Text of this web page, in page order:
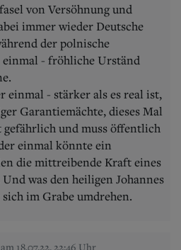
von Versöhnung und
immer wieder Deutsche
der polnische
- fröhliche Urständ
einmal - stärker als es real ist,
Garantiemächte, dieses Mal
gefährlich und muss öffentlich
einmal könnte ein
die mittreibende Kraft eines
was den heiligen Johannes
im Grabe umdrehen.
am 18.07.22, 22:46 Uhr